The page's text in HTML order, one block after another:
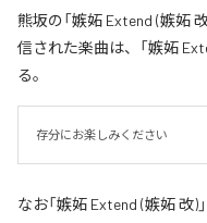
熊坂の「嫉妬 Extend (嫉妬
信された楽曲は、「嫉妬
る。
存分にお楽しみください
なお「嫉妬 Extend (嫉妬 改)